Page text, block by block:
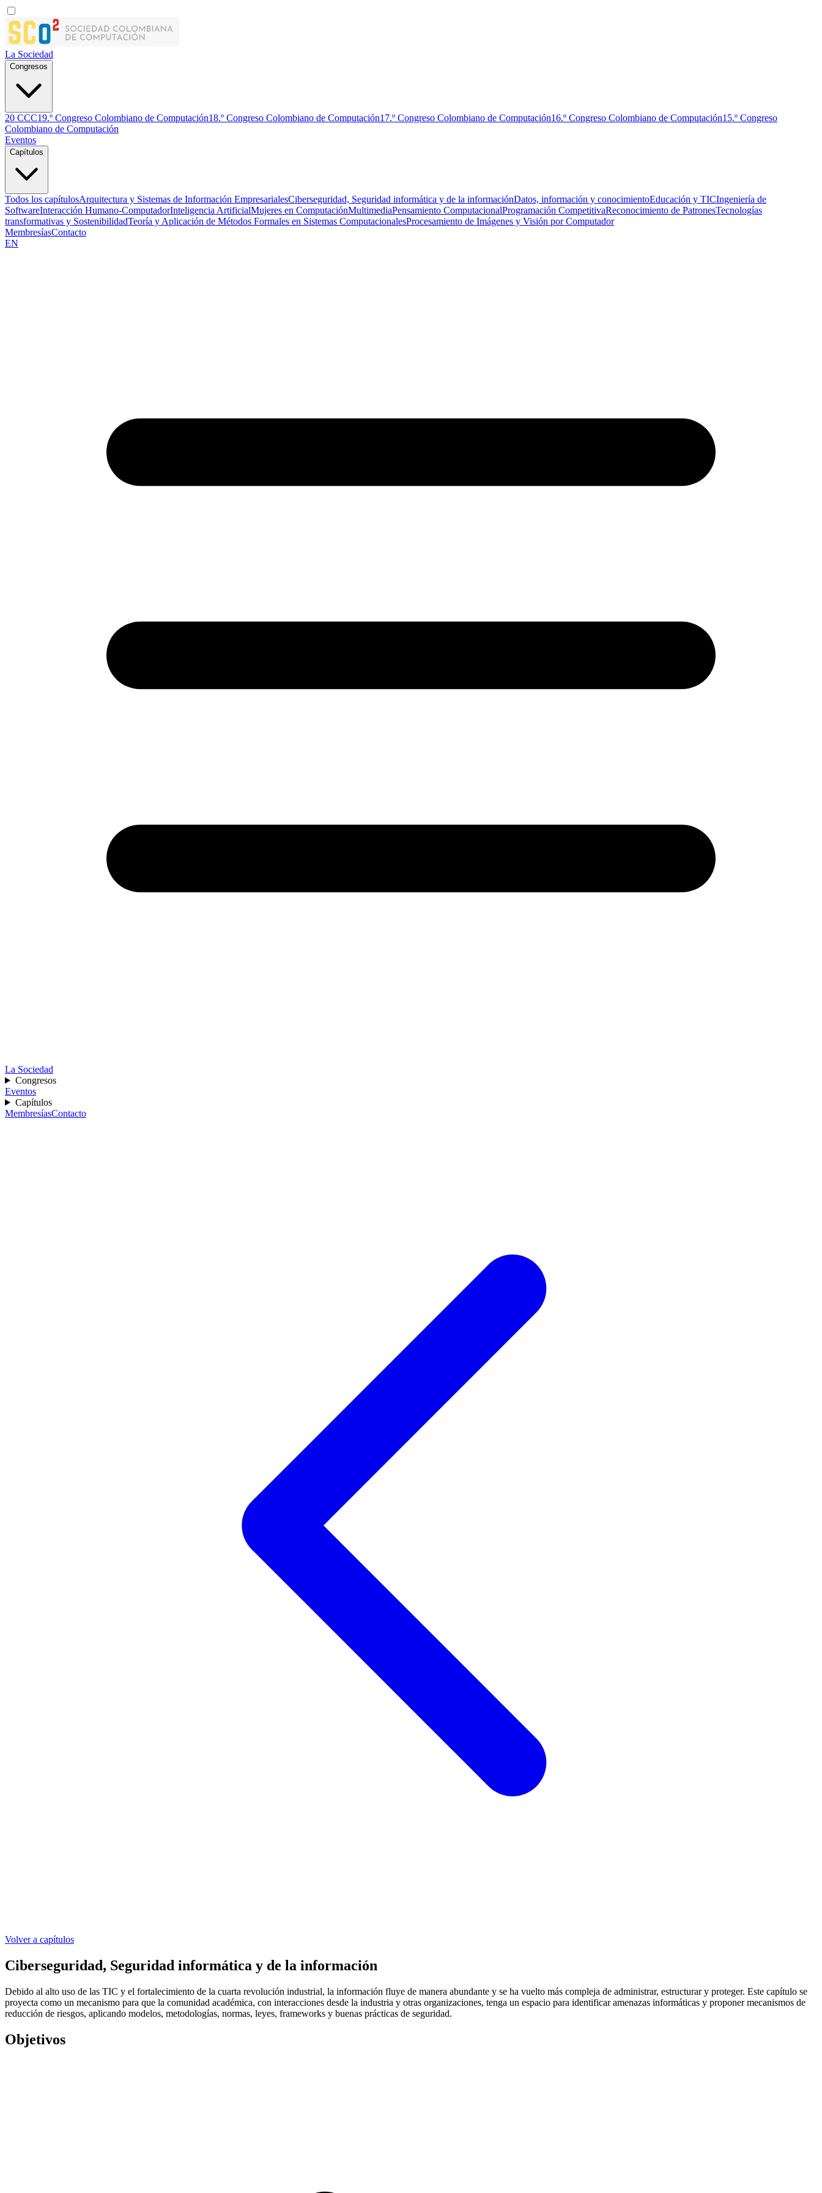
La Sociedad
Congresos
20 CCC19.º Congreso Colombiano de Computación18.º Congreso Colombiano de Computación17.º Congreso Colombiano de Computación16.º Congreso Colombiano de Computación15.º Congreso
Colombiano de Computación
Eventos
Capítulos
Todos los capítulosArquitectura y Sistemas de Información EmpresarialesCiberseguridad, Seguridad informática y de la informaciónDatos, información y conocimientoEducación y TICIngeniería de
SoftwareInteracción Humano-ComputadorInteligencia ArtificialMujeres en ComputaciónMultimediaPensamiento ComputacionalProgramación CompetitivaReconocimiento de PatronesTecnologías
transformativas y SostenibilidadTeoría y Aplicación de Métodos Formales en Sistemas ComputacionalesProcesamiento de Imágenes y Visión por Computador
MembresíasContacto
EN
La Sociedad
Congresos
Eventos
Capítulos
MembresíasContacto
Volver a capítulos
Ciberseguridad, Seguridad informática y de la información
Debido al alto uso de las TIC y el fortalecimiento de la cuarta revolución industrial, la información fluye de manera abundante y se ha vuelto más compleja de administrar, estructurar y proteger. Este capítulo se
proyecta como un mecanismo para que la comunidad académica, con interacciones desde la industria y otras organizaciones, tenga un espacio para identificar amenazas informáticas y proponer mecanismos de
reducción de riesgos, aplicando modelos, metodologías, normas, leyes, frameworks y buenas prácticas de seguridad.
Objetivos